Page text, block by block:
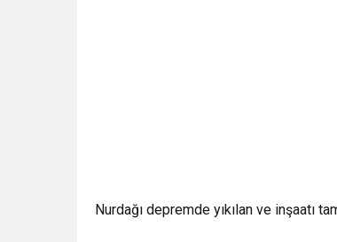
Nurdağı depremde yıkılan ve inşaatı